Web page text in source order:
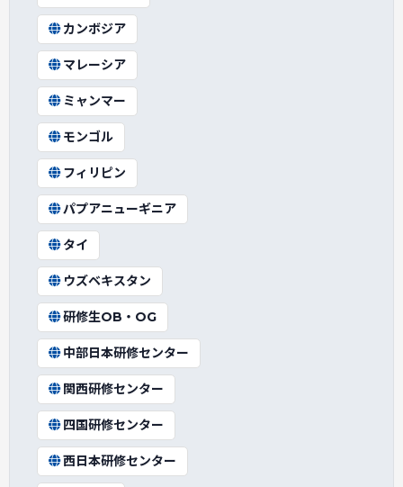
カンボジア
マレーシア
ミャンマー
モンゴル
フィリピン
パプアニューギニア
タイ
ウズベキスタン
研修生OB・OG
中部日本研修センター
関西研修センター
四国研修センター
西日本研修センター